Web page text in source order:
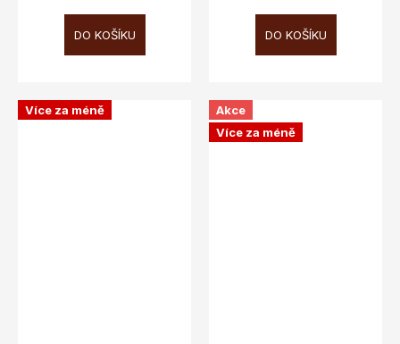
DO KOŠÍKU DO KOŠÍKU
Více za méně
Akce
Více za méně